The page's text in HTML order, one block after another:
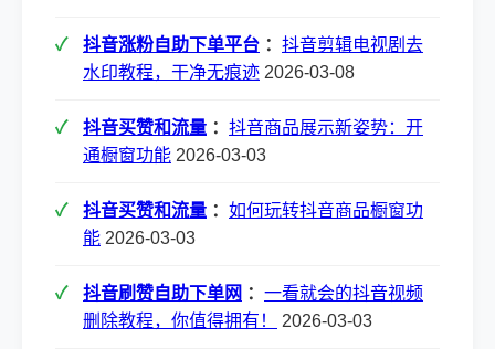
抖音涨粉自助下单平台 ： 抖音剪辑电视剧去
水印教程，干净无痕迹 2026-03-08
抖音买赞和流量 ： 抖音商品展示新姿势：开
通橱窗功能 2026-03-03
抖音买赞和流量 ： 如何玩转抖音商品橱窗功
能 2026-03-03
抖音刷赞自助下单网 ： 一看就会的抖音视频
删除教程，你值得拥有！
2026-03-03